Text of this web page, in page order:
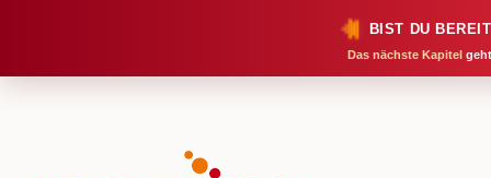
BIST DU
Das nächste Kapitel